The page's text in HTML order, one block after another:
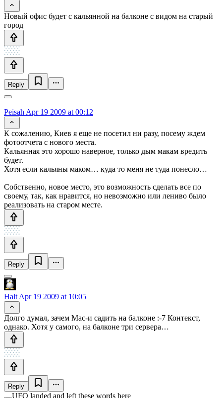
Новый офис будет с кальянной на балконе с видом на старый
город
Reply
Peisah Apr 19 2009 at 00:12
К сожалению, Киев я еще не посетил ни разу, посему ждем
фотоотчета с нового места.
Кальянная это хорошо наверное, только дым макам вредить
будет.
Хотя если кальяны маком… куда то меня не туда понесло…
Собственно, новое место, это возможность сделать все по
своему, так, как нравится, но невозможно или лениво было
реализовать на старом месте.
Reply
Halt Apr 19 2009 at 10:05
Долго думал, зачем Mac-и садить на балконе :-7 Контекст,
однако. Хотя у самого, на балконе три сервера…
Reply
UFO landed and left these words here